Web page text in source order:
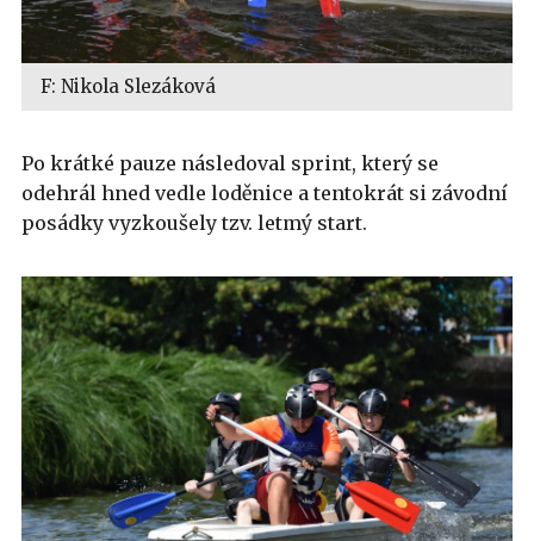
F: Nikola Slezáková
Po krátké pauze následoval sprint, který se
odehrál hned vedle loděnice a tentokrát si závodní
posádky vyzkoušely tzv. letmý start.